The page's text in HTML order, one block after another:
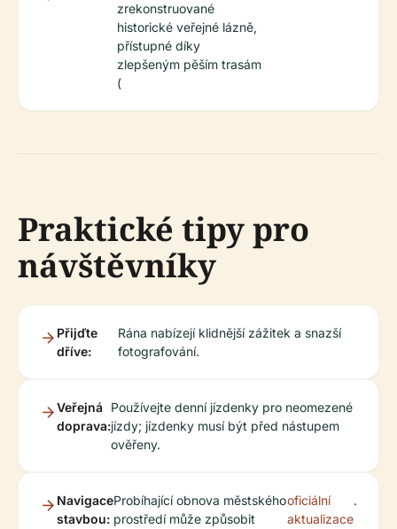
zrekonstruované
historické veřejné lázně,
přístupné díky
zlepšeným pěším trasám
(
Praktické tipy pro
návštěvníky
Přijďte
dříve:
Rána nabízejí klidnější zážitek a snazší
fotografování.
Veřejná
doprava:
Používejte denní jízdenky pro neomezené
jízdy; jízdenky musí být před nástupem
ověřeny.
Navigace
stavbou:
Probíhající obnova městského
prostředí může způsobit
oficiální
aktualizace
.